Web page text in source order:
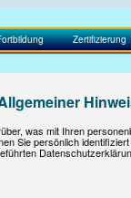
Zertifizierung
was mit Ihren
Sie persönlich